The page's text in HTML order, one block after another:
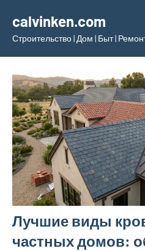
содержимому
calvinken.com
Строительство | Дом | Быт |
Лучшие виды
частных домов: